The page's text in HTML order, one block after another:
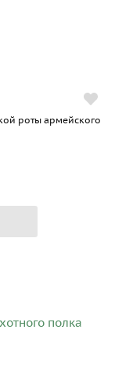
роты армейского